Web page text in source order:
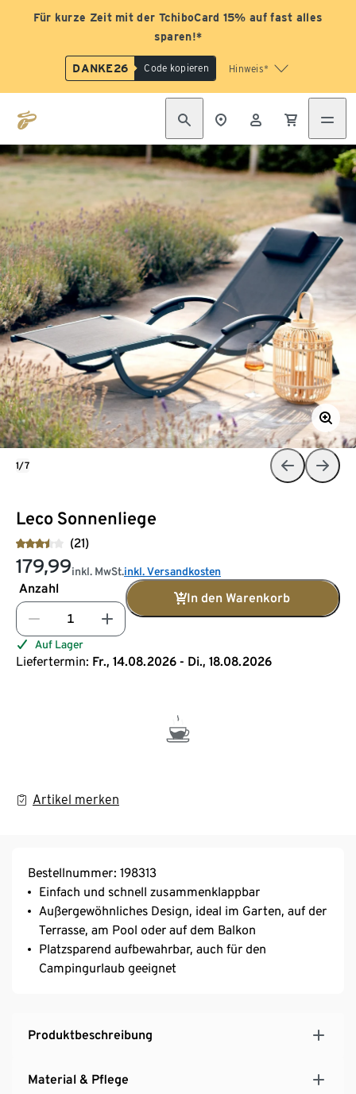
Für kurze Zeit mit der TchiboCard 15% auf fast alles
sparen!*
DANKE26 Code kopieren Hinweis*
Leco Sonnenliege
(21)
179,99inkl. MwSt.inkl. Versandkosten
Anzahl
In den Warenkorb
Auf Lager
Liefertermin: Fr., 14.08.2026 - Di., 18.08.2026
Artikel merken
1/7
Bestellnummer: 198313
Einfach und schnell zusammenklappbar
Außergewöhnliches Design, ideal im Garten, auf der
Terrasse, am Pool oder auf dem Balkon
Platzsparend aufbewahrbar, auch für den
Campingurlaub geeignet
Produktbeschreibung
Material & Pflege